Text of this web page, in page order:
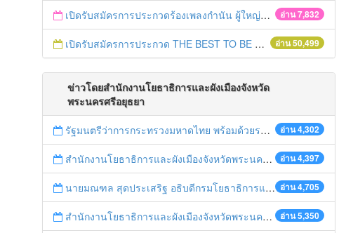
อ่าน 7,832
เปิดรับสมัครการประกวดร้องเพลงกำนัน ผู้ใหญ่บ้าน ฯลฯ
อ่าน 50,499
เปิดรับสมัครการประกวด THE BEST TO BE NUMBER ONE
ข่าวโดยสำนักงานโยธาธิการและผังเมืองจังหวัด
พระนครศรีอยุธยา
อ่าน 4,302
รัฐมนตรีว่าการกระทรวงมหาดไทย พร้อมด้วยรองอธิบดีกรมโยธาธิการและผังเมือง เดินทางมาตรวจคันป้องกันน้ำท่วม ณ จังหวัดพระนครศรีอยุธยา
อ่าน 4,397
สำนักงานโยธาธิการและผังเมืองจังหวัดพระนครศรีอยุธยา จัดประชุมคณะกรรมการกำกับดูแลและปฏิบัติงานของที่ปรึกษาและคณะกรรมการตรวจการจ้างที่ปรึกษา โครงการจัดวางระบบผังโครงข่ายคมนาคมจังหวัดฯ
อ่าน 4,705
นายมณฑล สุดประเสริฐ อธิบดีกรมโยธาธิการและผังเมือง เดินทางมาตรวจคันป้องกันน้ำท่วม ณ จังหวัดพระนครศรีอยุธยา
อ่าน 5,350
สำนักงานโยธาธิการและผังเมืองจังหวัดพระนครศรีอยุธยา ได้ให้การต้อนรับพร้อมนำคณะนักศึกษาจากประเทศญี่ปุ่น ศึกษาดูงานด้านการผังเมืองในจังหวัดฯ